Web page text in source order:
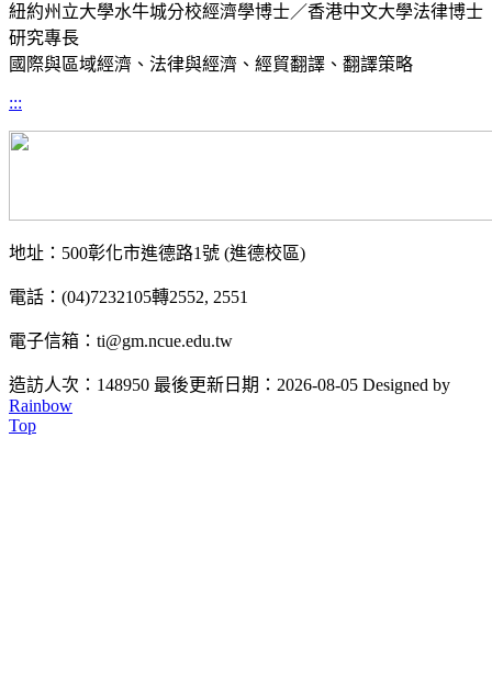
紐約州立大學水牛城分校經濟學博士／香港中文大學法律博士
研究專長
國際與區域經濟、法律與經濟、經貿翻譯、翻譯策略
:::
地址：500彰化市進德路1號 (進德校區)
電話：(04)7232105轉2552, 2551
電子信箱：ti@gm.ncue.edu.tw
造訪人次：148950 最後更新日期：2026-08-05 Designed by
Rainbow
Top